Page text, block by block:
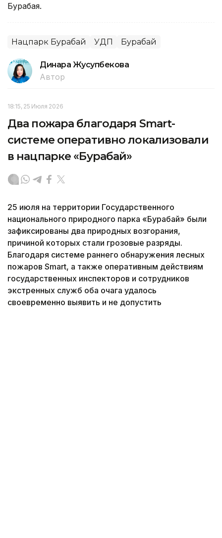
Бурабая.
Нацпарк Бурабай УДП Бурабай
Динара Жусупбекова
Автор
18:15, 25 Июля 2026
Два пожара благодаря Smart-
системе оперативно локализовали
в нацпарке «Бурабай»
25 июля на территории Государственного
национального природного парка «Бурабай» были
зафиксированы два природных возгорания,
причиной которых стали грозовые разряды.
Благодаря системе раннего обнаружения лесных
пожаров Smart, а также оперативным действиям
государственных инспекторов и сотрудников
экстренных служб оба очага удалось
своевременно выявить и не допустить